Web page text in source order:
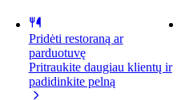
Pridėti restoraną ar
parduotuvę
Pritraukite daugiau klientų ir
padidinkite pelną